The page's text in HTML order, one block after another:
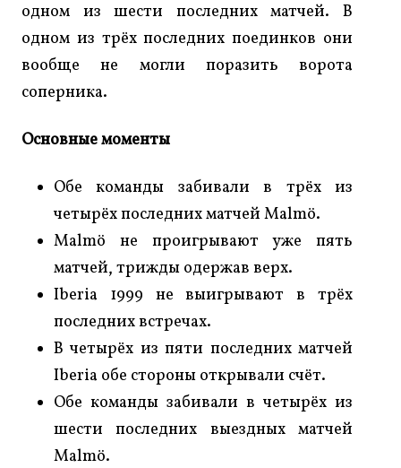
одном из шести последних матчей. В
одном из трёх последних поединков они
вообще не могли поразить ворота
соперника.
Основные моменты
Обе команды забивали в трёх из
четырёх последних матчей Malmö.
Malmö не проигрывают уже пять
матчей, трижды одержав верх.
Iberia 1999 не выигрывают в трёх
последних встречах.
В четырёх из пяти последних матчей
Iberia обе стороны открывали счёт.
Обе команды забивали в четырёх из
шести последних выездных матчей
Malmö.